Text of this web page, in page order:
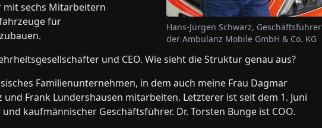
mit sechs Mitarbeitern
für
Hans-Jürgen Schwarz, Geschäftsführer
der Ambulanz Mobile GmbH & Co. KG
und CEO. Wie sieht die Struktur genau aus?
Familienunternehmen, in dem auch meine Frau Dagmar
und Frank Lundershausen mitarbeiten. Letzterer ist seit dem 1. Juni
kaufmännischer Geschäftsführer. Dr. Torsten Bunge ist COO.